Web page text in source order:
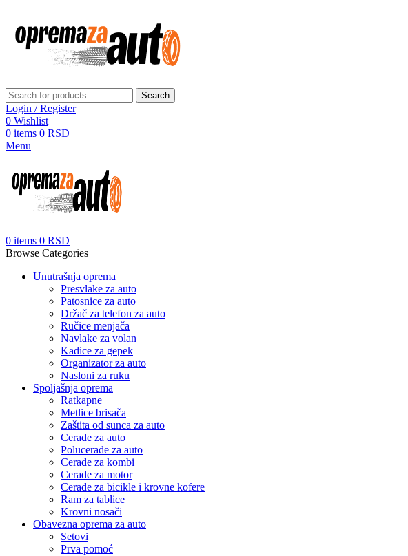
Search
Login / Register
0 Wishlist
0 items 0 RSD
Menu
0 items 0 RSD
Browse Categories
Unutrašnja oprema
Presvlake za auto
Patosnice za auto
Držač za telefon za auto
Ručice menjača
Navlake za volan
Kadice za gepek
Organizator za auto
Nasloni za ruku
Spoljašnja oprema
Ratkapne
Metlice brisača
Zaštita od sunca za auto
Cerade za auto
Polucerade za auto
Cerade za kombi
Cerade za motor
Cerade za bicikle i krovne kofere
Ram za tablice
Krovni nosači
Obavezna oprema za auto
Setovi
Prva pomoć